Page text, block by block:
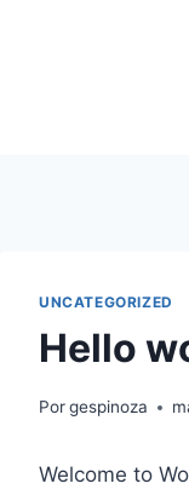
UNCATEGORIZED
Hello
Porgespinoza
Welcome to